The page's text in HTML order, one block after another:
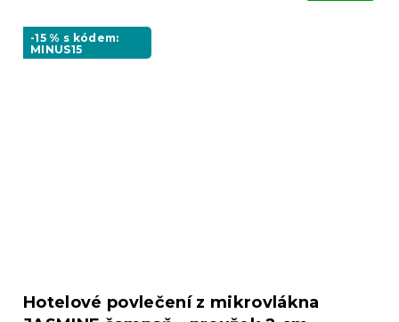
-15 % s kódem:
MINUS15
Hotelové povlečení z mikrovlákna